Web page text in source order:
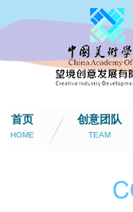
首页
HOME
创意团队
TEAM